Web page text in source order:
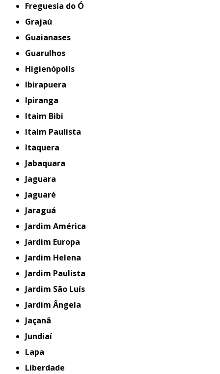
Freguesia do Ó
Grajaú
Guaianases
Guarulhos
Higienópolis
Ibirapuera
Ipiranga
Itaim Bibi
Itaim Paulista
Itaquera
Jabaquara
Jaguara
Jaguaré
Jaraguá
Jardim América
Jardim Europa
Jardim Helena
Jardim Paulista
Jardim São Luís
Jardim Ângela
Jaçanã
Jundiaí
Lapa
Liberdade